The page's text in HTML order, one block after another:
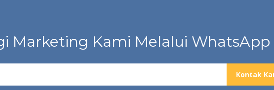
Marketing Kami Melalui WhatsApp
Kontak